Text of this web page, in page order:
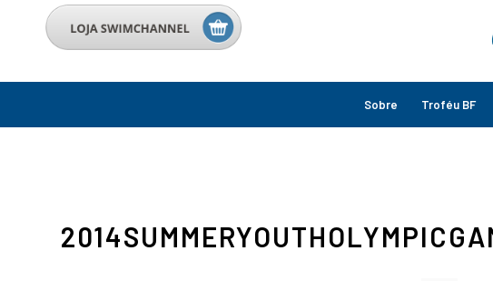
Sobre Troféu BF